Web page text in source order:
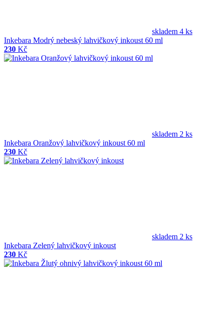
skladem 4 ks
Inkebara Modrý nebeský lahvičkový inkoust 60 ml
230 Kč
skladem 2 ks
Inkebara Oranžový lahvičkový inkoust 60 ml
230 Kč
skladem 2 ks
Inkebara Zelený lahvičkový inkoust
230 Kč